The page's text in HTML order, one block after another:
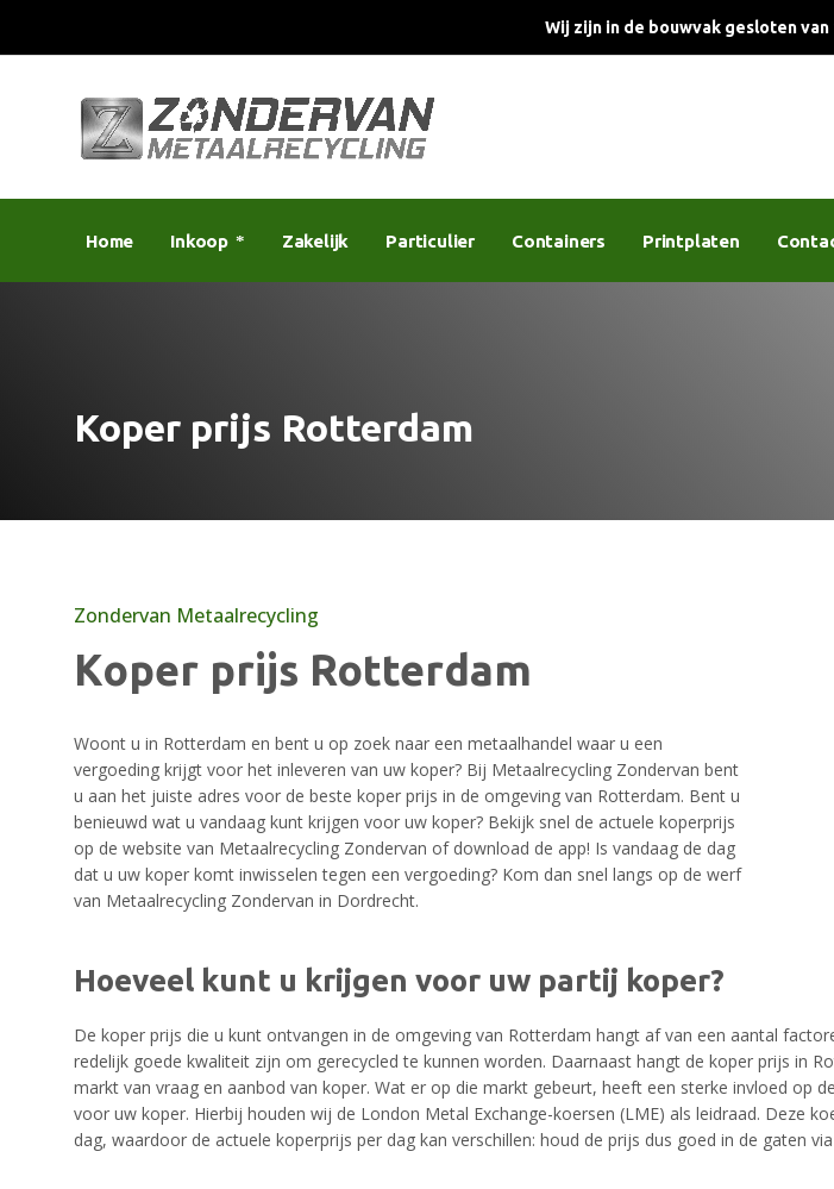
Wij zijn in de bouwvak gesloten van
Home Inkoop Zakelijk Particulier Containers Printplaten
Koper prijs Rotterdam
Zondervan Metaalrecycling
Koper prijs Rotterdam
Woont u in Rotterdam en bent u op zoek naar een metaalhandel waar u een
vergoeding krijgt voor het inleveren van uw koper? Bij Metaalrecycling Zondervan bent
u aan het juiste adres voor de beste koper prijs in de omgeving van Rotterdam. Bent u
benieuwd wat u vandaag kunt krijgen voor uw koper? Bekijk snel de actuele koperprijs
op de website van Metaalrecycling Zondervan of download de app! Is vandaag de dag
dat u uw koper komt inwisselen tegen een vergoeding? Kom dan snel langs op de werf
van Metaalrecycling Zondervan in Dordrecht.
Hoeveel kunt u krijgen voor uw partij koper?
De koper prijs die u kunt ontvangen in de omgeving van Rotterdam hangt af van een aantal
redelijk goede kwaliteit zijn om gerecycled te kunnen worden. Daarnaast hangt de koper prijs in
markt van vraag en aanbod van koper. Wat er op die markt gebeurt, heeft een sterke invloed op
voor uw koper. Hierbij houden wij de London Metal Exchange-koersen (LME) als leidraad. Deze
dag, waardoor de actuele koperprijs per dag kan verschillen: houd de prijs dus goed in de gaten